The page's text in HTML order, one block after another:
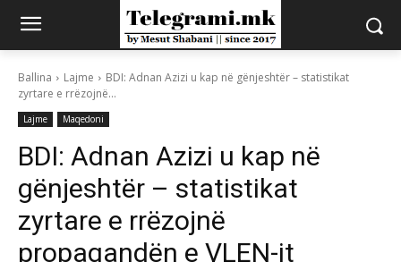
Ballina Lajme
BDI: Adnan Azizi u kap në gënjeshtër – statistikat
zyrtare e rrëzojnë...
Lajme Maqedoni
BDI: Adnan Azizi u kap në
gënjeshtër – statistikat
zyrtare e rrëzojnë
propagandën e VLEN-it